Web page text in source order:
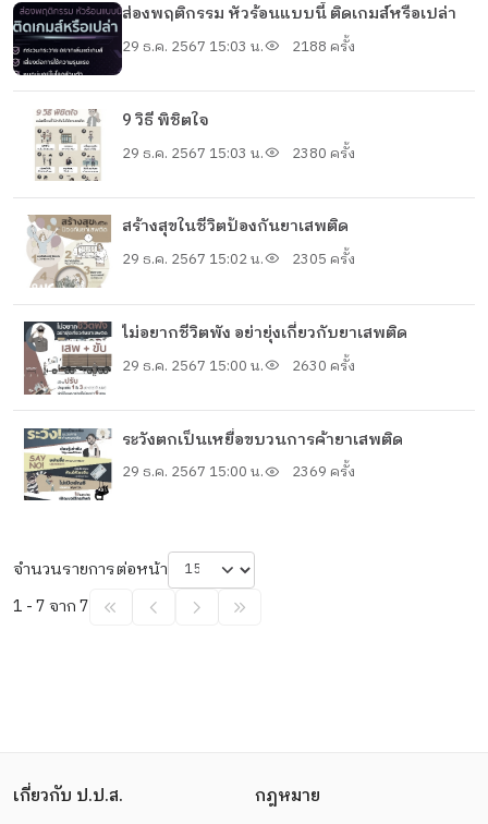
ส่องพฤติกรรม หัวร้อนแบบนี้ ติดเกมส์หรือเปล่า
29 ธ.ค. 2567 15:03 น. 2188 ครั้ง
9 วิธี พิชิตใจ
29 ธ.ค. 2567 15:03 น. 2380 ครั้ง
สร้างสุขในชีวิตป้องกันยาเสพติด
29 ธ.ค. 2567 15:02 น. 2305 ครั้ง
ไม่อยากชีวิตพัง อย่ายุ่งเกี่ยวกับยาเสพติด
29 ธ.ค. 2567 15:00 น. 2630 ครั้ง
ระวังตกเป็นเหยื่อขบวนการค้ายาเสพติด
29 ธ.ค. 2567 15:00 น. 2369 ครั้ง
จำนวนรายการต่อหน้า
1 - 7 จาก 7
เกี่ยวกับ ป.ป.ส. กฎหมาย